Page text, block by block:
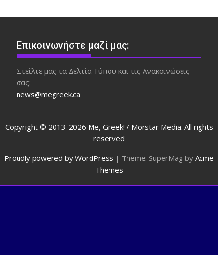
Επικοινωνήστε μαζί μας:
Στείλτε μας τα Δελτία Τύπου και τις Ανακοινώσεις
σας:
news@megreek.ca
Copyright © 2013-2026 Me, Greek! / Morstar Media. All rights
reserved
Proudly powered by WordPress | Theme: SuperMag by Acme
Themes